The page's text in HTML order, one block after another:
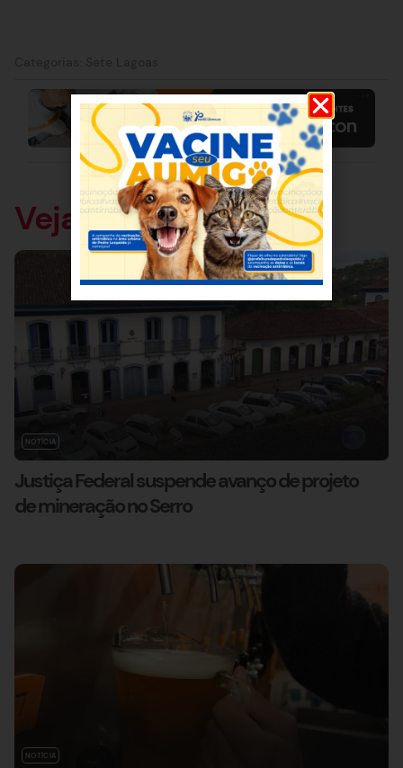
Veja também
NOTÍCIA
Justiça Federal suspende avanço de projeto
de mineração no Serro
NOTÍCIA